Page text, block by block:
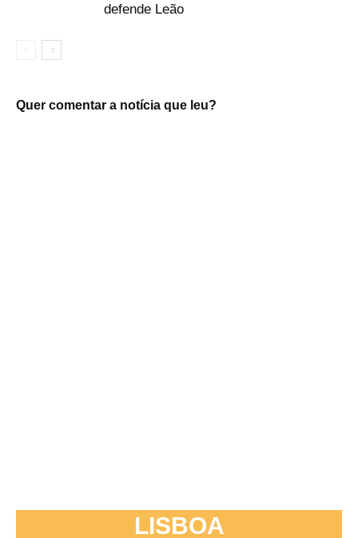
defende Leão
Quer comentar a notícia que leu?
LISBOA